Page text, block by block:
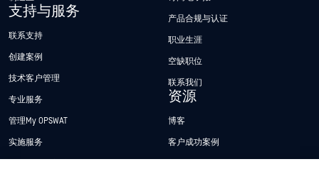
支持与服务
联系支持
创建案例
技术客户管理
专业服务
管理My OPSWAT
实施服务
产品合规与认证
职业生涯
空缺职位
联系我们
资源
博客
客户成功案例